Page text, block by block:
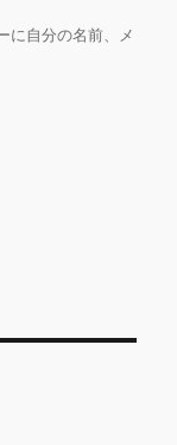
に自分の名前、メ